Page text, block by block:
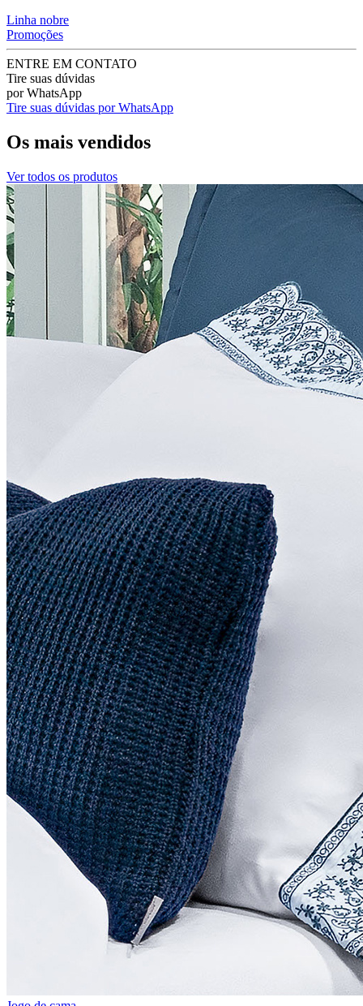
Linha nobre
Promoções
ENTRE EM CONTATO
Tire suas dúvidas
por WhatsApp
Tire suas dúvidas por WhatsApp
Os mais vendidos
Ver todos os produtos